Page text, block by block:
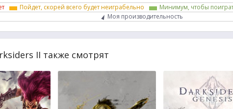
Пойдет, скорей всего будет неиграбельно Минимум, чтобы
Моя производительность
II также смотрят